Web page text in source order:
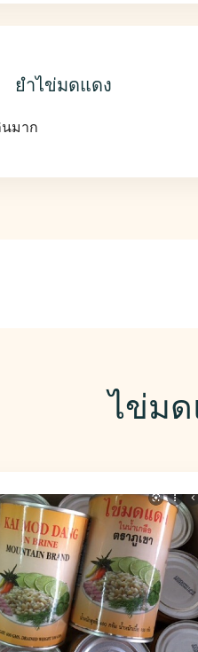
ยำไข่มดแดง
นมาก
ไข่มด